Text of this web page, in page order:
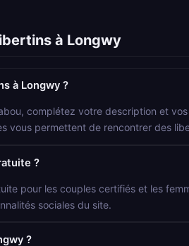
à Longwy
à Longwy ?
complétez votre description et
vous permettent de rencontrer des
?
pour les couples certifiés et les
sociales du site.
?